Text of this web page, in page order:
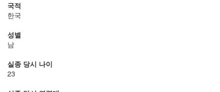
국적
한국
성별
남
실종 당시 나이
23